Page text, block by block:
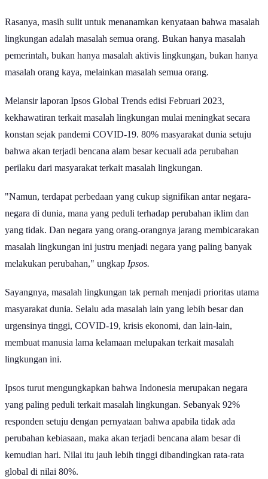
Rasanya, masih sulit untuk menanamkan kenyataan bahwa masalah
lingkungan adalah masalah semua orang. Bukan hanya masalah
pemerintah, bukan hanya masalah aktivis lingkungan, bukan hanya
masalah orang kaya, melainkan masalah semua orang.
Melansir laporan Ipsos Global Trends edisi Februari 2023,
kekhawatiran terkait masalah lingkungan mulai meningkat secara
konstan sejak pandemi COVID-19. 80% masyarakat dunia setuju
bahwa akan terjadi bencana alam besar kecuali ada perubahan
perilaku dari masyarakat terkait masalah lingkungan.
"Namun, terdapat perbedaan yang cukup signifikan antar negara-
negara di dunia, mana yang peduli terhadap perubahan iklim dan
yang tidak. Dan negara yang orang-orangnya jarang membicarakan
masalah lingkungan ini justru menjadi negara yang paling banyak
melakukan perubahan," ungkap Ipsos.
Sayangnya, masalah lingkungan tak pernah menjadi prioritas utama
masyarakat dunia. Selalu ada masalah lain yang lebih besar dan
urgensinya tinggi, COVID-19, krisis ekonomi, dan lain-lain,
membuat manusia lama kelamaan melupakan terkait masalah
lingkungan ini.
Ipsos turut mengungkapkan bahwa Indonesia merupakan negara
yang paling peduli terkait masalah lingkungan. Sebanyak 92%
responden setuju dengan pernyataan bahwa apabila tidak ada
perubahan kebiasaan, maka akan terjadi bencana alam besar di
kemudian hari. Nilai itu jauh lebih tinggi dibandingkan rata-rata
global di nilai 80%.